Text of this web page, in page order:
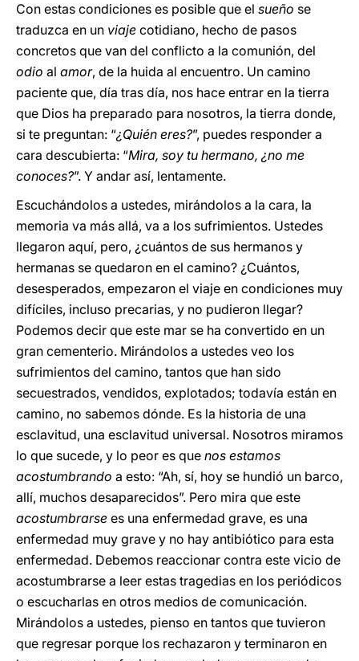
Con estas condiciones es posible que el sueño se
traduzca en un viaje cotidiano, hecho de pasos
concretos que van del conflicto a la comunión, del
odio al amor, de la huida al encuentro. Un camino
paciente que, día tras día, nos hace entrar en la tierra
que Dios ha preparado para nosotros, la tierra donde,
si te preguntan: “¿Quién eres?”, puedes responder a
cara descubierta: “Mira, soy tu hermano, ¿no me
conoces?”. Y andar así, lentamente.
Escuchándolos a ustedes, mirándolos a la cara, la
memoria va más allá, va a los sufrimientos. Ustedes
llegaron aquí, pero, ¿cuántos de sus hermanos y
hermanas se quedaron en el camino? ¿Cuántos,
desesperados, empezaron el viaje en condiciones muy
difíciles, incluso precarias, y no pudieron llegar?
Podemos decir que este mar se ha convertido en un
gran cementerio. Mirándolos a ustedes veo los
sufrimientos del camino, tantos que han sido
secuestrados, vendidos, explotados; todavía están en
camino, no sabemos dónde. Es la historia de una
esclavitud, una esclavitud universal. Nosotros miramos
lo que sucede, y lo peor es que nos estamos
acostumbrando a esto: “Ah, sí, hoy se hundió un barco,
allí, muchos desaparecidos”. Pero mira que este
acostumbrarse es una enfermedad grave, es una
enfermedad muy grave y no hay antibiótico para esta
enfermedad. Debemos reaccionar contra este vicio de
acostumbrarse a leer estas tragedias en los periódicos
o escucharlas en otros medios de comunicación.
Mirándolos a ustedes, pienso en tantos que tuvieron
que regresar porque los rechazaron y terminaron en